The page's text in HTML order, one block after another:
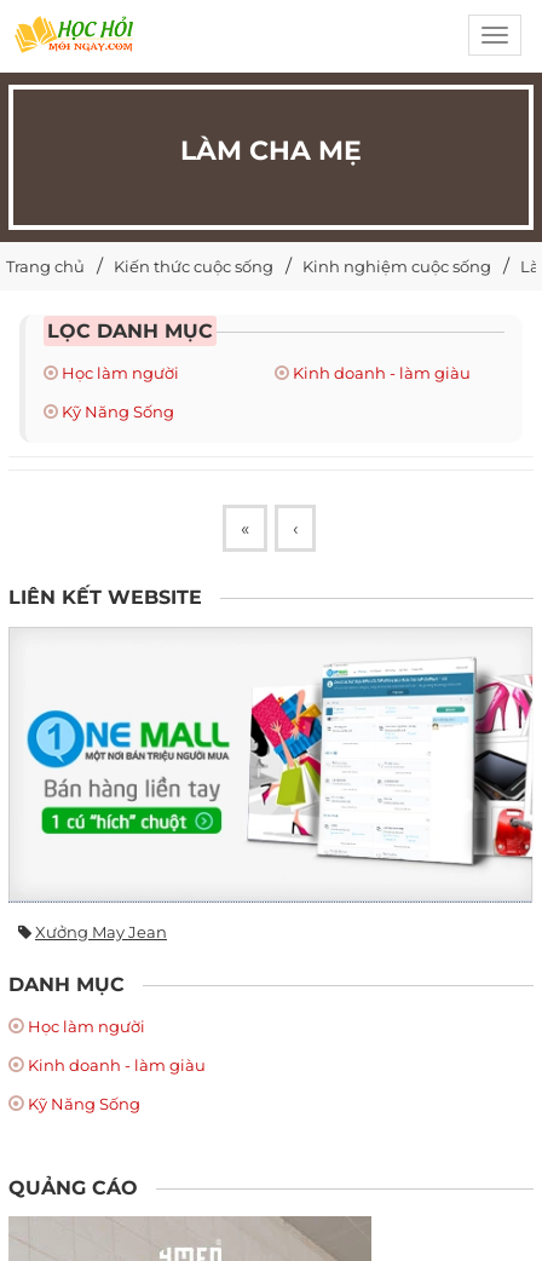
LÀM CHA MẸ
Trang chủ Kiến thức cuộc sống Kinh nghiệm cuộc sống
LỌC DANH MỤC
Học làm người
Kinh doanh - làm giàu
Kỹ Năng Sống
« ‹
LIÊN KẾT WEBSITE
Xưởng May Jean
DANH MỤC
Học làm người
Kinh doanh - làm giàu
Kỹ Năng Sống
QUẢNG CÁO